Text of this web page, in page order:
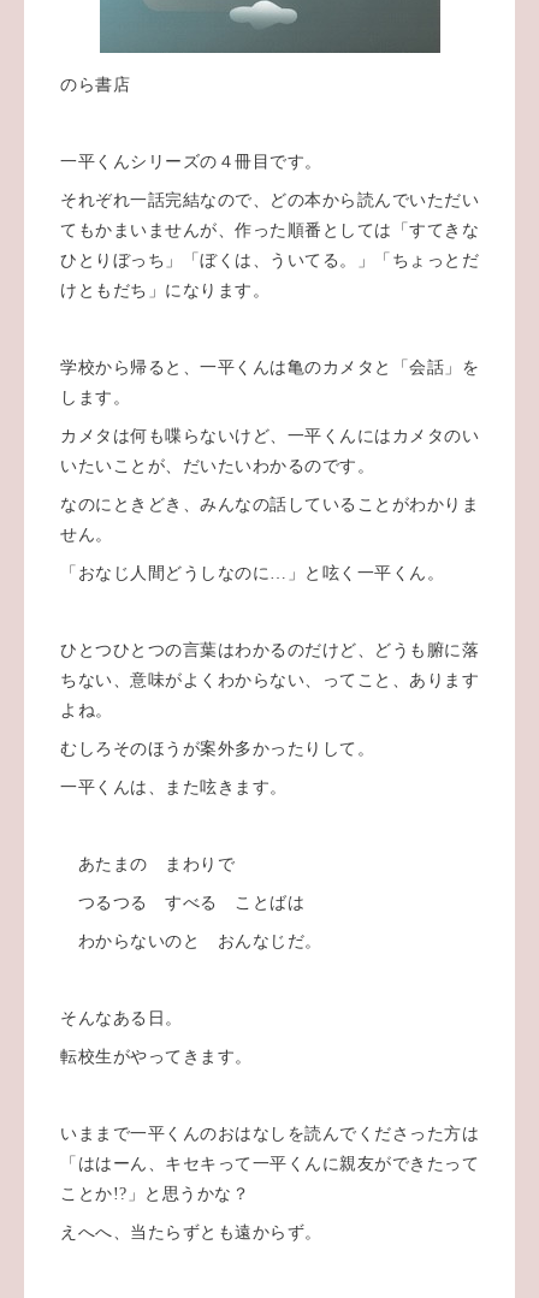
のら書店
一平くんシリーズの４冊目です。
それぞれ一話完結なので、どの本から読んでいただい
てもかまいませんが、作った順番としては「すてきな
ひとりぼっち」「ぼくは、ういてる。」「ちょっとだ
けともだち」になります。
学校から帰ると、一平くんは亀のカメタと「会話」を
します。
カメタは何も喋らないけど、一平くんにはカメタのい
いたいことが、だいたいわかるのです。
なのにときどき、みんなの話していることがわかりま
せん。
「おなじ人間どうしなのに…」と呟く一平くん。
ひとつひとつの言葉はわかるのだけど、どうも腑に落
ちない、意味がよくわからない、ってこと、あります
よね。
むしろそのほうが案外多かったりして。
一平くんは、また呟きます。
あたまの まわりで
つるつる すべる ことばは
わからないのと おんなじだ。
そんなある日。
転校生がやってきます。
いままで一平くんのおはなしを読んでくださった方は
「ははーん、キセキって一平くんに親友ができたって
ことか!?」と思うかな？
えへへ、当たらずとも遠からず。